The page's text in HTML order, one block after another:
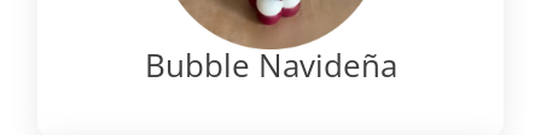
Bubble Navideña